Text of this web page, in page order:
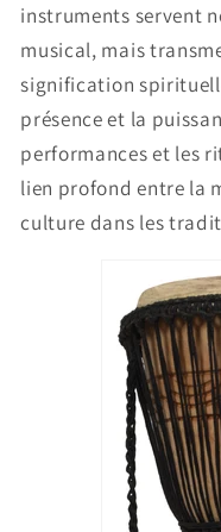
instruments servent
musical, mais
signification
présence et la
performances et les
lien profond entre la
culture dans les